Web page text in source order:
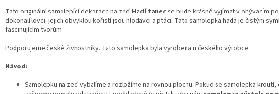
Tato originální samolepící dekorace na zeď Hadí tanecse bude krásně vyjímat v obývacím
dokonalí lovci, jejich obvyklou kořistíjsou hlodavci a ptáci. Tato samolepka hada je čistým
fascinujícím tvorům.
Podporujeme české živnostníky. Tato samolepka byla vyrobena u českého výrobce.
Návod:
Samolepku na zeď vybalíme a rozložíme na rovnou plochu. Pokud se samolepka